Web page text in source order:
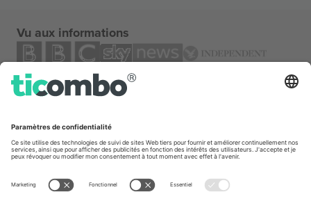
Vu aux informations